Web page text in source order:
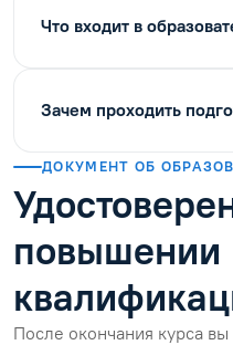
Что входит в
Зачем проходить
ДОКУМЕНТ ОБ
повышении
После окончания курса